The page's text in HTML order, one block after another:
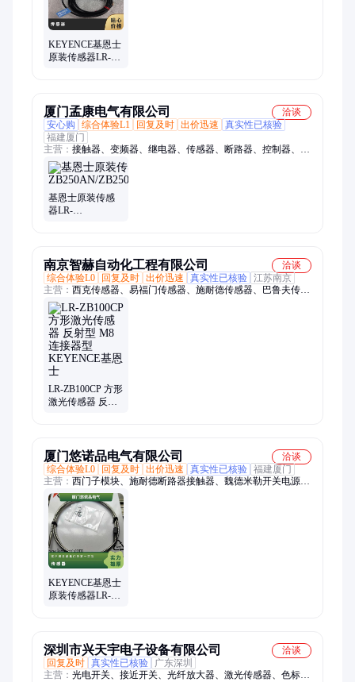
KEYENCE基恩士
原装传感器LR-
厦门孟康电气有限公司
洽谈
安心购
综合体验L1 回复及时 出价迅速
真实性已核验
福建厦门
主营： 接触器、变频器、继电器、传感器、断路器、控制器、光
电开关、接近开关、空气开关、交直流开关、过载保护器、漏电
保护器、触摸屏、气缸、电磁阀、编码器、温控器、伺服电机、
液压马达、阀门定位器、模块、软启动器、开关电源、浪涌保护
器、不间断电源
基恩士原装传感
器LR-
南京智赫自动化工程有限公司
洽谈
综合体验L0
回复及时 出价迅速 真实性已核验 江苏南京
主营： 西克传感器、易福门传感器、施耐德传感器、巴鲁夫传感
器、邦纳传感器
LR-ZB100CP 方形
激光传感器 反射
厦门悠诺品电气有限公司
洽谈
综合体验L0
回复及时 出价迅速 真实性已核验 福建厦门
主营： 西门子模块、施耐德断路器接触器、魏德米勒开关电源、
基恩士传感器、变频器、接近开关
KEYENCE基恩士
原装传感器LR-
深圳市兴天宇电子设备有限公司
洽谈
回复及时 真实性已核验
广东深圳
主营： 光电开关、接近开关、光纤放大器、激光传感器、色标传